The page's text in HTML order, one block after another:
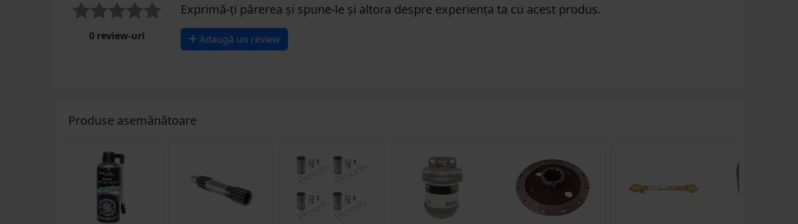
0 review-uri
Exprimă-ți părerea și spune-le și altora despre experiența ta cu acest produs.
Adaugă un review
Produse asemănătoare